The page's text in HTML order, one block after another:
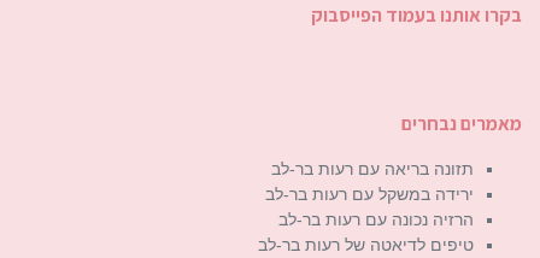
בקרו אותנו בעמוד הפייסבוק
מאמרים נבחרים
תזונה בריאה עם רעות בר-לב
ירידה במשקל עם רעות בר-לב
הרזיה נכונה עם רעות בר-לב
טיפים לדיאטה של רעות בר-לב